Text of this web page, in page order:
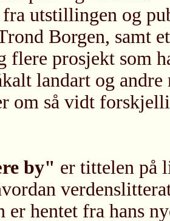
utstillingen og
Borgen, samt
flere prosjekt som
landart og
om så vidt
by" er tittelen på
er hentet fra hans